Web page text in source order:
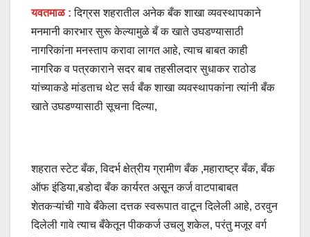
यवतमाळ :दिग्रस शहरातील अनेक बँक शाखा व्यवस्थापकाने
मनमानी कारभार सुरू केल्यामुळे बँ क खाते उघडण्यासाठी
नागरिकांना मनस्ताप करावा लागत आहे, त्याच बाबत काही
नागरिक व पत्रकाराने सदर बाब तहसीलदार सुधाकर राठोड
यांच्याकडे मांडताच थेट सर्व बँक शाखा व्यवस्थापकांना त्यांनी बँक
खाते उघडण्यासाठी सूचना दिल्या,
शहरात स्टेट बँक, विदर्भ क्षेत्रीय ग्रामीण बँक ,महाराष्ट्र बँक, बँक
ऑफ इंडिया,बडोदा बँक कार्यरत असून कर्ज वाटपाबाबत
शेतकऱ्यांची गावे बँकेला दत्तक स्वरूपात वाटून दिलेली आहे, ठरवुन
दिलेली गावे त्याच बँकेतून पीककर्ज उचलु शकेल, परंतु मजूर वर्ग